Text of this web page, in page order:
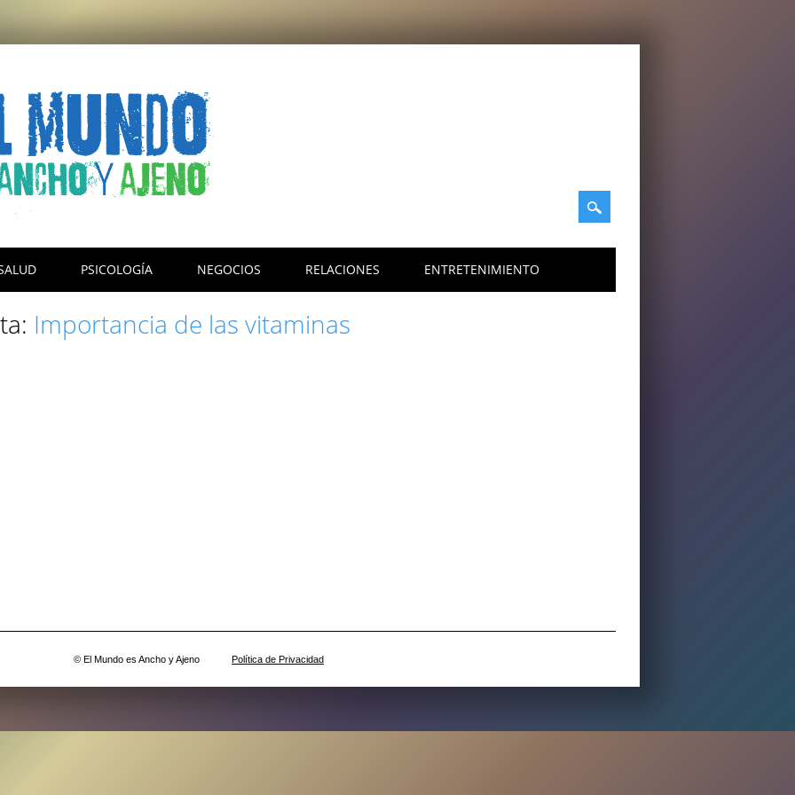
PSICOLOGÍA NEGOCIOS RELACIONES ENTRETENIMIENTO
Importancia de las vitaminas
© El Mundo es Ancho y Ajeno Política de Privacidad